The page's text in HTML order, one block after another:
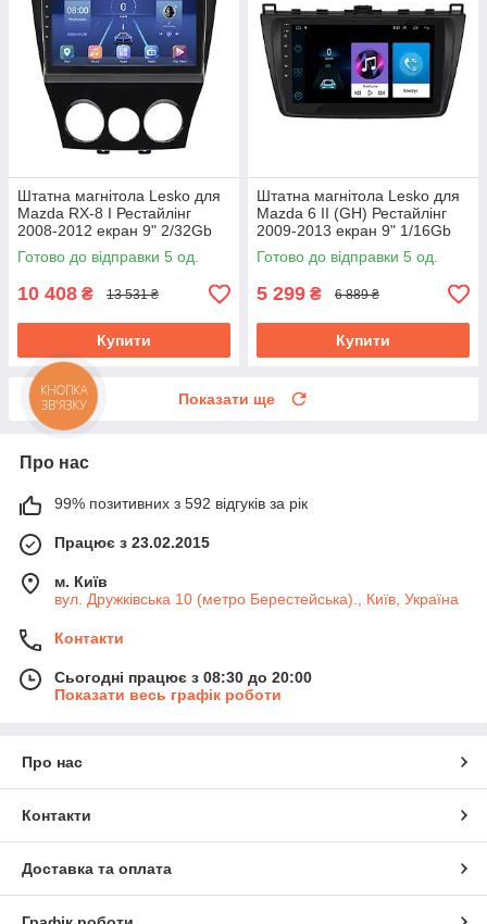
Штатна магнітола Lesko для
Mazda RX-8 I Рестайлінг
2008-2012 екран 9" 2/32Gb
4G Wi-Fi GPS Top Мазда
Готово до відправки 5 од.
10 408 ₴ 13 531 ₴
Купити
Штатна магнітола Lesko для
Mazda 6 II (GH) Рестайлінг
2009-2013 екран 9" 1/16Gb
Wi-Fi Base Андроїд Мазда
Готово до відправки 5 од.
5 299 ₴ 6 889 ₴
Купити
Показати ще
Про нас
99% позитивних з 592 відгуків за рік
Працює з 23.02.2015
м. Київ
вул. Дружківська 10 (метро Берестейська)., Київ, Україна
Контакти
Сьогодні працює з 08:30 до 20:00
Показати весь графік роботи
Про нас
Контакти
Доставка та оплата
КНОПКА
ЗВ'ЯЗКУ